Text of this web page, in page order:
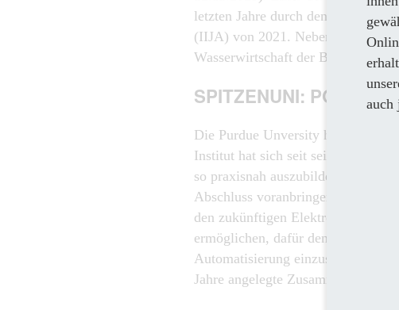
letzten Jahre durch den
(IIJA) von 2021. Neben dem
Wasserwirtschaft der Bedarf
SPITZENUNI:
Die Purdue Unversity hat die
Institut hat sich seit seiner
so praxisnah auszubilden, dass
Abschluss voranbringen. Die
den zukünftigen Elektro-
ermöglichen, dafür den kräftigen
Automatisierung einzusetzen. Es
Jahre angelegte Zusammenarbeit.
auch